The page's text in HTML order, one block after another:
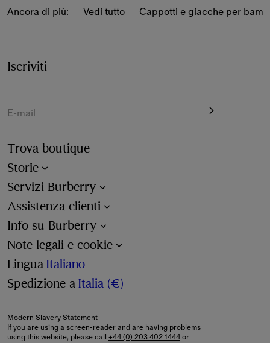
maschietto e femminuccia sono impreziosite dai classici
scarpine e sandali con punta aperta per la nuova
logo.
colori diversi, oltre alle novità tra calzini, cappellini e
bavaglini.
Ancora di più: Vedi tutto Cappotti e giacche per
Iscriviti
E-mail
Trova boutique
Storie
Servizi Burberry
Assistenza clienti
Info su Burberry
Note legali e cookie
Lingua Italiano
Spedizione a Italia (€)
Modern Slavery Statement
If you are using a screen-reader and are having problems
using this website, please call +44 (0) 203 402 1444or